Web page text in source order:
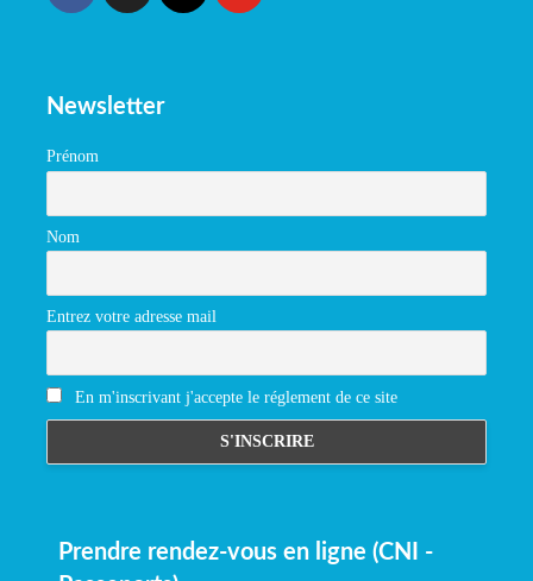
Newsletter
Prénom
Nom
Entrez votre adresse mail
En m'inscrivant j'accepte le réglement de ce site
Prendre rendez-vous en ligne (CNI -